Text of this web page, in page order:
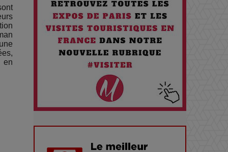
en
Santé quand on Roule toute la
Journée
Pourquoi les Petites
Entreprises Créatives Deviennent
les Cibles des Hackers
Les 3 meilleures destinations
pour des vacances sportives !